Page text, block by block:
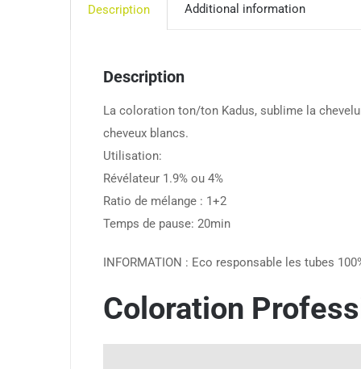
Description Additional information
Description
La coloration ton/ton Kadus, sublime la
cheveux blancs.
Utilisation:
Révélateur 1.9% ou 4%
Ratio de mélange : 1+2
Temps de pause: 20min
INFORMATION : Eco responsable les tubes
Coloration